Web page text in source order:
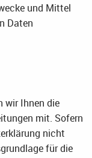
und Mittel
Daten
wir Ihnen die
mit. Sofern
nicht
für die